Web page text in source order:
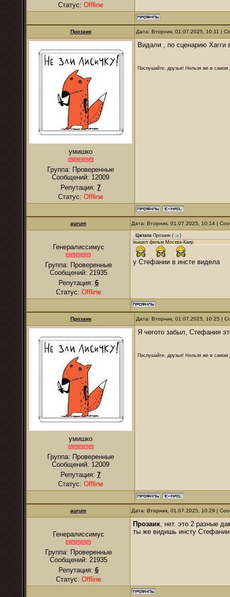
Статус: Offline
Прозаик Дата: Вторник, 01.07.2025, 10:11 |
умишко
Группа: Проверенные
Сообщений: 12009
Репутация: 7
Статус: Offline
Видали , по сценарию
Послушайте, друзья! Нельзя же в самом
аurum Дата: Вторник, 01.07.2025, 10:14 |
Генералиссимус
Группа: Проверенные
Сообщений: 21935
Репутация: 6
Статус: Offline
Цитата Прозаик (
)
вышел фильм Москва-Каир
у Стефании в инсте видела
Прозаик Дата: Вторник, 01.07.2025, 10:25 |
умишко
Группа: Проверенные
Сообщений: 12009
Репутация: 7
Статус: Offline
Я чегото забыл, Стефания
Послушайте, друзья! Нельзя же в самом
аurum Дата: Вторник, 01.07.2025, 10:29 |
Генералиссимус
Группа: Проверенные
Сообщений: 21935
Репутация: 6
Статус: Offline
Прозаик, нет. это 2 разные
ты же видишь инсту